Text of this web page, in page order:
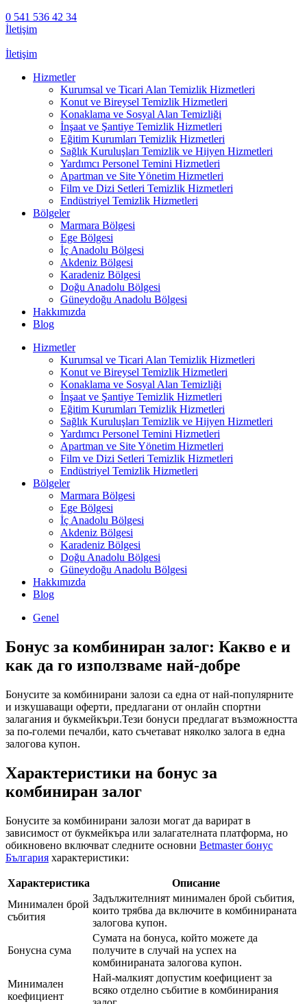
0 541 536 42 34
İletişim
İletişim
Hizmetler
Kurumsal ve Ticari Alan Temizlik Hizmetleri
Konut ve Bireysel Temizlik Hizmetleri
Konaklama ve Sosyal Alan Temizliği
İnşaat ve Şantiye Temizlik Hizmetleri
Eğitim Kurumları Temizlik Hizmetleri
Sağlık Kuruluşları Temizlik ve Hijyen Hizmetleri
Yardımcı Personel Temini Hizmetleri
Apartman ve Site Yönetim Hizmetleri
Film ve Dizi Setleri Temizlik Hizmetleri
Endüstriyel Temizlik Hizmetleri
Bölgeler
Marmara Bölgesi
Ege Bölgesi
İç Anadolu Bölgesi
Akdeniz Bölgesi
Karadeniz Bölgesi
Doğu Anadolu Bölgesi
Güneydoğu Anadolu Bölgesi
Hakkımızda
Blog
Hizmetler
Kurumsal ve Ticari Alan Temizlik Hizmetleri
Konut ve Bireysel Temizlik Hizmetleri
Konaklama ve Sosyal Alan Temizliği
İnşaat ve Şantiye Temizlik Hizmetleri
Eğitim Kurumları Temizlik Hizmetleri
Sağlık Kuruluşları Temizlik ve Hijyen Hizmetleri
Yardımcı Personel Temini Hizmetleri
Apartman ve Site Yönetim Hizmetleri
Film ve Dizi Setleri Temizlik Hizmetleri
Endüstriyel Temizlik Hizmetleri
Bölgeler
Marmara Bölgesi
Ege Bölgesi
İç Anadolu Bölgesi
Akdeniz Bölgesi
Karadeniz Bölgesi
Doğu Anadolu Bölgesi
Güneydoğu Anadolu Bölgesi
Hakkımızda
Blog
Genel
Бонус за комбиниран залог: Какво е и
как да го използваме най-добре
Бонусите за комбинирани залози са една от най-популярните
и изкушаващи оферти, предлагани от онлайн спортни
залагания и букмейкъри.Тези бонуси предлагат възможността
за по-големи печалби, като съчетават няколко залога в една
залогова купон.
Характеристики на бонус за
комбиниран залог
Бонусите за комбинирани залози могат да варират в
зависимост от букмейкъра или залагателната платформа, но
обикновено включват следните основни Betmaster бонус
България характеристики:
Характеристика
Описание
Минимален брой
събития
Задължителният минимален брой събития,
които трябва да включите в комбинираната
залогова купон.
Бонусна сума
Сумата на бонуса, който можете да
получите в случай на успех на
комбинираната залогова купон.
Минимален
коефициент
Най-малкият допустим коефициент за
всяко отделно събитие в комбинирания